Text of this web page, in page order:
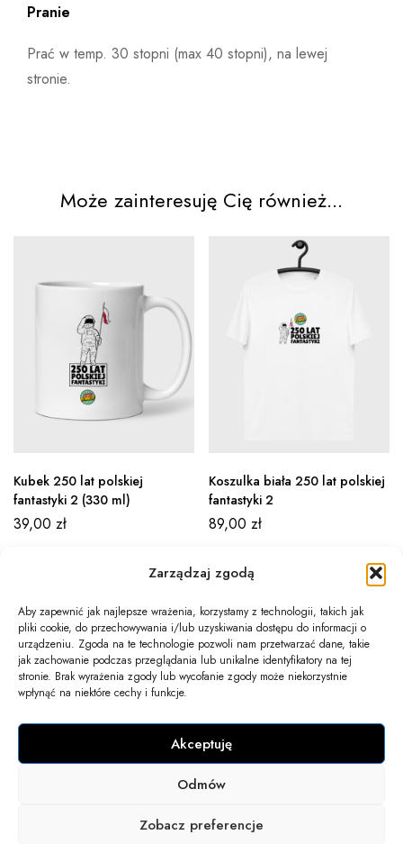
Zarządzaj zgodą
Aby zapewnić jak najlepsze wrażenia, korzystamy z technologii, takich jak
pliki cookie, do przechowywania i/lub uzyskiwania dostępu do informacji o
urządzeniu. Zgoda na te technologie pozwoli nam przetwarzać dane, takie
jak zachowanie podczas przeglądania lub unikalne identyfikatory na tej
stronie. Brak wyrażenia zgody lub wycofanie zgody może niekorzystnie
wpłynąć na niektóre cechy i funkcje.
Akceptuję
Odmów
Zobacz preferencje
Pranie
Prać w temp. 30 stopni (max 40 stopni), na lewej
stronie.
Może zainteresuję Cię również...
Kubek 250 lat polskiej
fantastyki 2 (330 ml)
39,00 zł
Koszulka biała 250 lat polskiej
fantastyki 2
89,00 zł
Newsletter
Informacje
Twoje konto
Kontakt